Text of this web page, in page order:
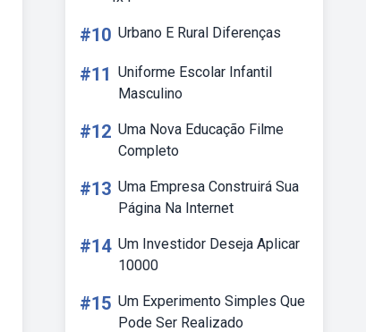
#10 Urbano E Rural Diferenças
#11 Uniforme Escolar Infantil
Masculino
#12 Uma Nova Educação Filme
Completo
#13 Uma Empresa Construirá Sua
Página Na Internet
#14 Um Investidor Deseja Aplicar
10000
#15 Um Experimento Simples Que
Pode Ser Realizado